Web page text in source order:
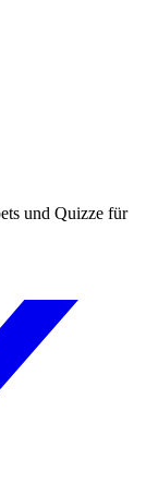
und Quizze für